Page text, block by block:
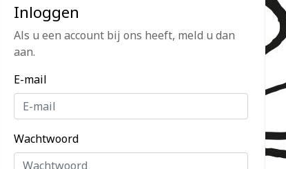
Inloggen
Als u een account bij ons heeft, meld u dan
aan.
E-mail
Wachtwoord